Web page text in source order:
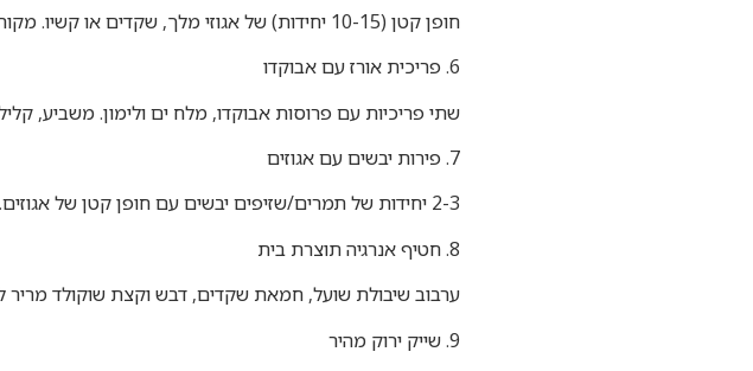
חופן קטן (10-15 יחידות) של אגוזי מלך, שקדים או קשיו. מקור לשומנים בריאים ומינרלים כמו מגנזיום.
6. פריכית אורז עם אבוקדו
שתי פריכיות עם פרוסות אבוקדו, מלח ים ולימון. משביע,
7. פירות יבשים עם אגוזים
2-3 יחידות של תמרים/שזיפים יבשים עם חופן קטן של אגוזים. פתרון מהיר שמספק אנרגיה זמינה.
8. חטיף אנרגיה תוצרת בית
ערבוב שיבולת שועל, חמאת שקדים, דבש וקצת שוקולד מריר
9. שייק ירוק מהיר